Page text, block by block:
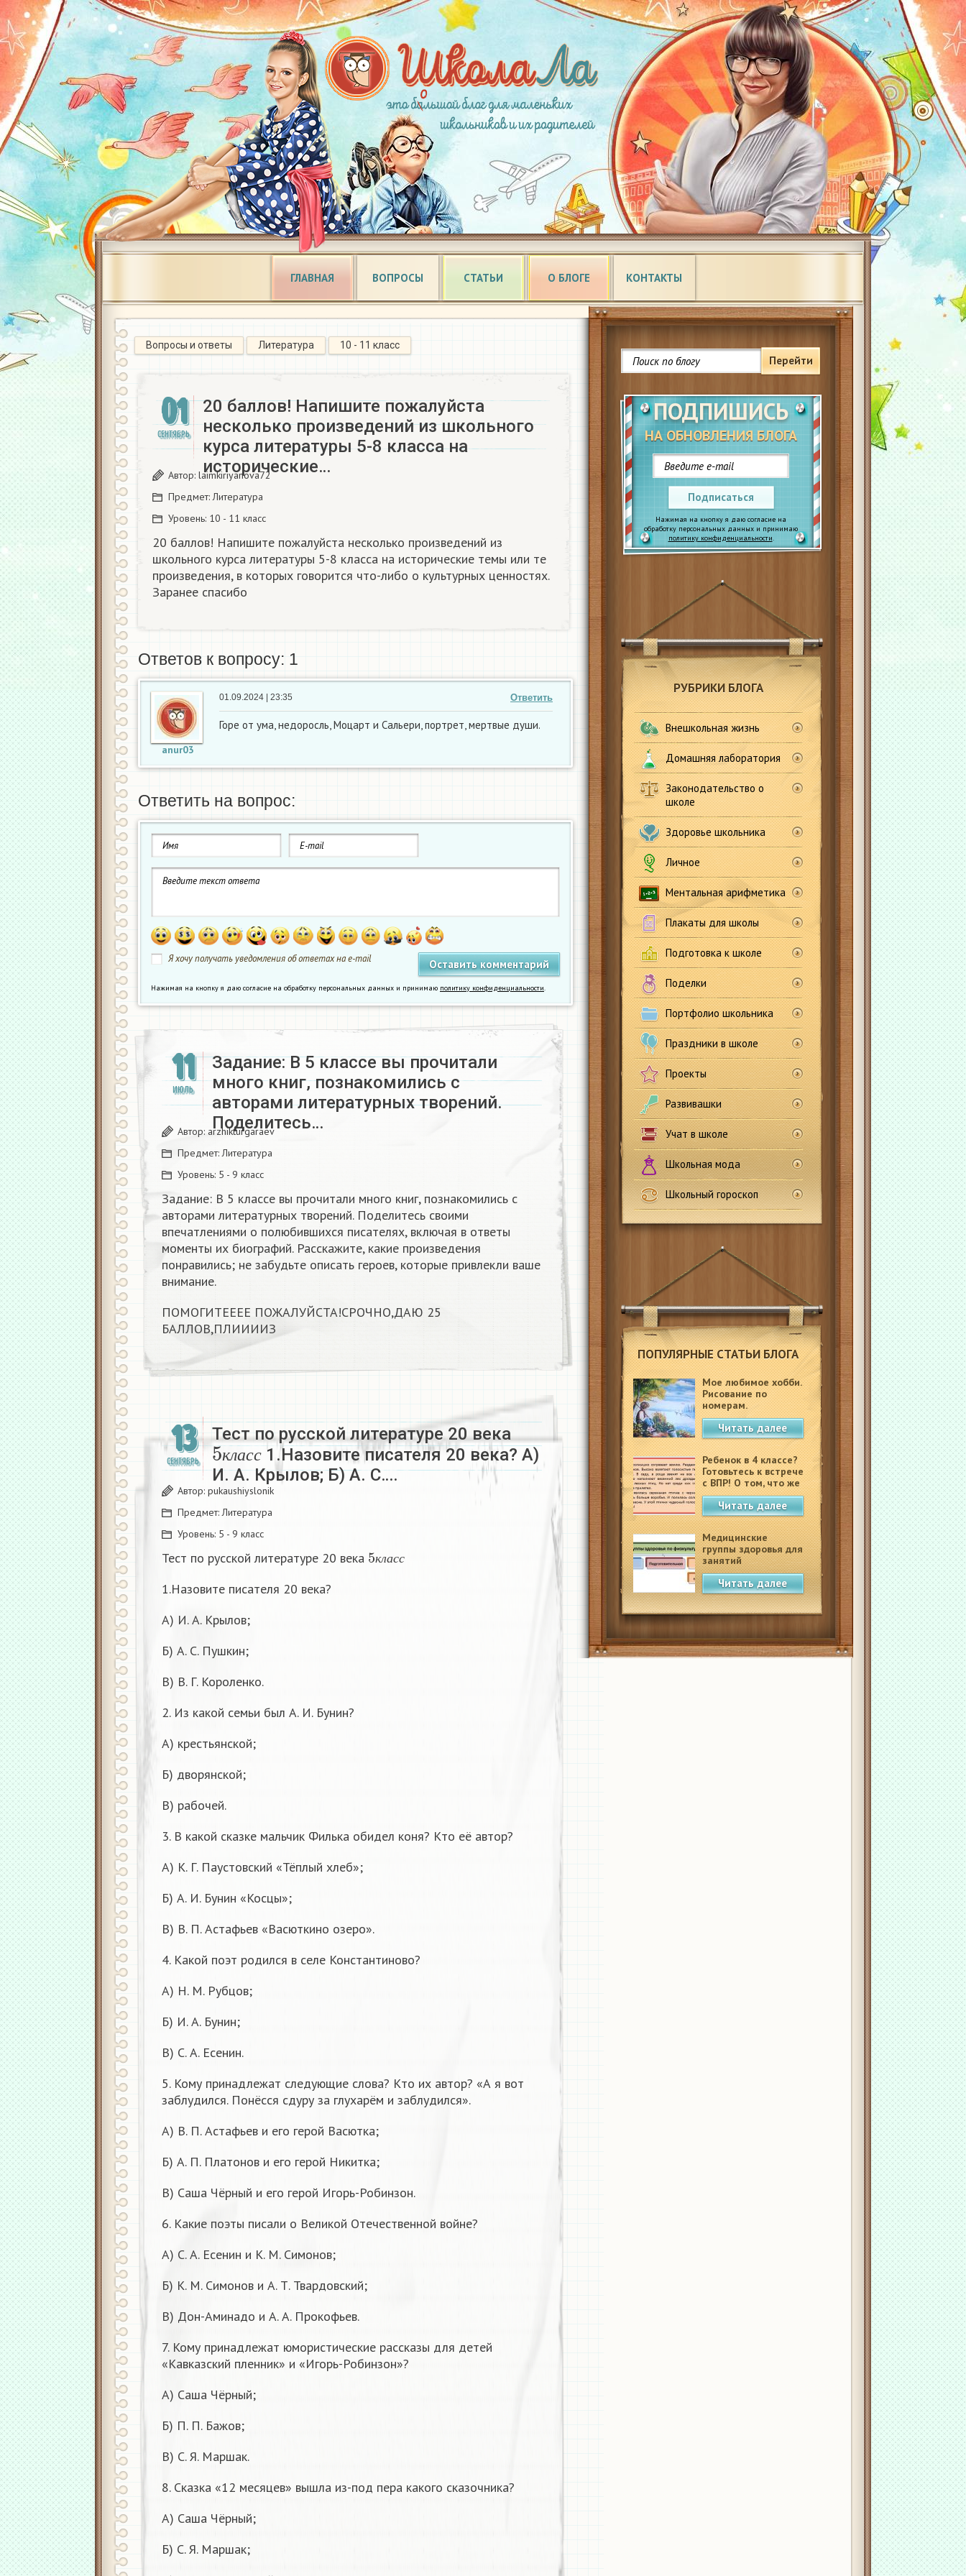
ГЛАВНАЯ ВОПРОСЫ СТАТЬИ О БЛОГЕ КОНТАКТЫ
Перейти
ПОДПИШИСЬ
НА ОБНОВЛЕНИЯ БЛОГА
Подписаться
Нажимая на кнопку я даю согласие на
обработку персональных данных и принимаю
политику конфиденциальности.
РУБРИКИ БЛОГА
Внешкольная жизнь
Домашняя лаборатория
Законодательство о
школе
Здоровье школьника
Личное
Ментальная арифметика
Плакаты для школы
Подготовка к школе
Поделки
Портфолио школьника
Праздники в школе
Проекты
Развивашки
Учат в школе
Школьная мода
Школьный гороскоп
ПОПУЛЯРНЫЕ СТАТЬИ БЛОГА
Мое любимое хобби.
Рисование по
номерам.
Читать далее
Ребенок в 4 классе?
Готовьтесь к встрече
с ВПР! О том, что же
это такое.
Читать далее
Медицинские
группы здоровья для
занятий
физкультурой в
школеЧитать далее
Вопросы и ответы Литература 10 - 11 класс
01
СЕНТЯБРЬ
20 баллов! Напишите пожалуйста
несколько произведений из школьного
курса литературы 5-8 класса на
исторические…
Автор: laimkiriyanova72
Предмет:Литература
Уровень: 10 - 11 класс
20 баллов! Напишите пожалуйста несколько произведений из
школьного курса литературы 5-8 класса на исторические темы или те
произведения, в которых говорится что-либо о культурных ценностях.
Заранее спасибо
Ответов к вопросу: 1
anur03
Ответить
01.09.2024 | 23:35
Горе от ума, недоросль, Моцарт и Сальери, портрет, мертвые души.
Ответить на вопрос:
Я хочу получать уведомления об ответах на e-mail
Нажимая на кнопку я даю согласие на обработку персональных данных и принимаю политику конфиденциальности.
11
ИЮЛЬ
Задание: В 5 классе вы прочитали
много книг, познакомились с
авторами литературных творений.
Поделитесь…
Автор: arzhikturgaraev
Предмет:Литература
Уровень: 5 - 9 класс
Задание: В 5 классе вы прочитали много книг, познакомились с
авторами литературных творений. Поделитесь своими
впечатлениями о полюбившихся писателях, включая в ответы
моменты их биографий. Расскажите, какие произведения
понравились; не забудьте описать героев, которые привлекли ваше
внимание.
ПОМОГИТЕЕЕЕ ПОЖАЛУЙСТА!СРОЧНО,ДАЮ 25
БАЛЛОВ,ПЛИИИИЗ
13
СЕНТЯБРЬ
Тест по русской литературе 20 века
кл а с с
5класс
1.Назовите писателя 20 века? А)
И. А. Крылов; Б) А. С….
Автор: pukaushiyslonik
Предмет:Литература
Уровень: 5 - 9 класс
Тест по русской литературе 20 века класс
5
1.Назовите писателя 20 века?
А) И. А. Крылов;
Б) А. С. Пушкин;
В) В. Г. Короленко.
2. Из какой семьи был А. И. Бунин?
А) крестьянской;
Б) дворянской;
В) рабочей.
3. В какой сказке мальчик Филька обидел коня? Кто её автор?
А) К. Г. Паустовский «Тёплый хлеб»;
Б) А. И. Бунин «Косцы»;
В) В. П. Астафьев «Васюткино озеро».
4. Какой поэт родился в селе Константиново?
А) Н. М. Рубцов;
Б) И. А. Бунин;
В) С. А. Есенин.
5. Кому принадлежат следующие слова? Кто их автор? «А я вот
заблудился. Понёсся сдуру за глухарём и заблудился».
А) В. П. Астафьев и его герой Васютка;
Б) А. П. Платонов и его герой Никитка;
В) Саша Чёрный и его герой Игорь-Робинзон.
6. Какие поэты писали о Великой Отечественной войне?
А) С. А. Есенин и К. М. Симонов;
Б) К. М. Симонов и А. Т. Твардовский;
В) Дон-Аминадо и А. А. Прокофьев.
7. Кому принадлежат юмористические рассказы для детей
«Кавказский пленник» и «Игорь-Робинзон»?
А) Саша Чёрный;
Б) П. П. Бажов;
В) С. Я. Маршак.
8. Сказка «12 месяцев» вышла из-под пера какого сказочника?
А) Саша Чёрный;
Б) С. Я. Маршак;